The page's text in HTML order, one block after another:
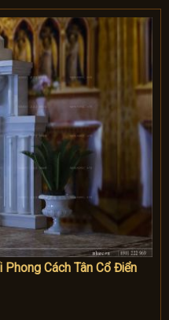
Phong Cách Tân Cổ Điển